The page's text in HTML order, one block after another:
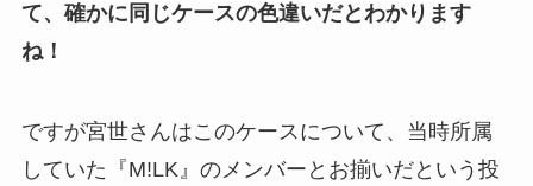
て、確かに同じケースの色違いだとわかります
ね！
ですが宮世さんはこのケースについて、当時所属
していた『M!LK』のメンバーとお揃いだという投